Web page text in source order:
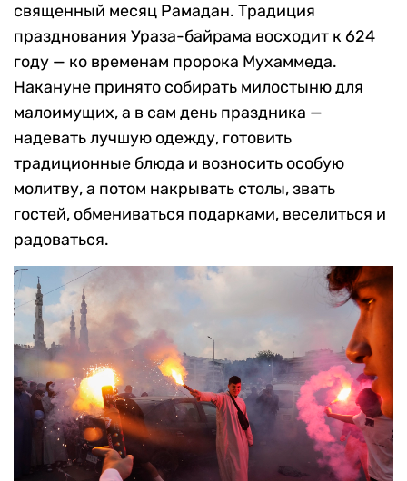
священный месяц Рамадан. Традиция
празднования Ураза-байрама восходит к 624
году — ко временам пророка Мухаммеда.
Накануне принято собирать милостыню для
малоимущих, а в сам день праздника —
надевать лучшую одежду, готовить
традиционные блюда и возносить особую
молитву, а потом накрывать столы, звать
гостей, обмениваться подарками, веселиться и
радоваться.